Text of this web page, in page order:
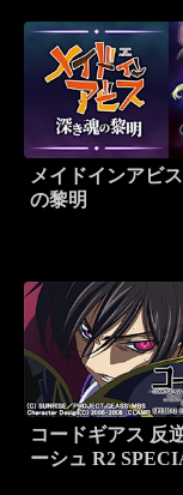
メイドインアビ
の黎明
コードギアス 反
ーシュ R2